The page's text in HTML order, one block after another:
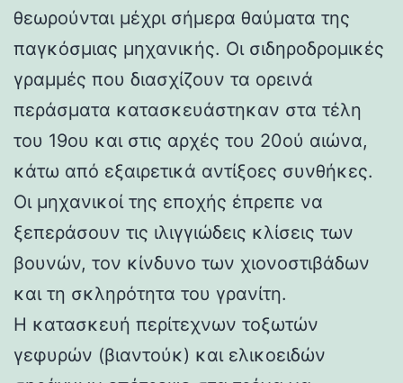
θεωρούνται μέχρι σήμερα θαύματα της
παγκόσμιας μηχανικής. Οι σιδηροδρομικές
γραμμές που διασχίζουν τα ορεινά
περάσματα κατασκευάστηκαν στα τέλη
του 19ου και στις αρχές του 20ού αιώνα,
κάτω από εξαιρετικά αντίξοες συνθήκες.
Οι μηχανικοί της εποχής έπρεπε να
ξεπεράσουν τις ιλιγγιώδεις κλίσεις των
βουνών, τον κίνδυνο των χιονοστιβάδων
και τη σκληρότητα του γρανίτη.
Η κατασκευή περίτεχνων τοξωτών
γεφυρών (βιαντούκ) και ελικοειδών